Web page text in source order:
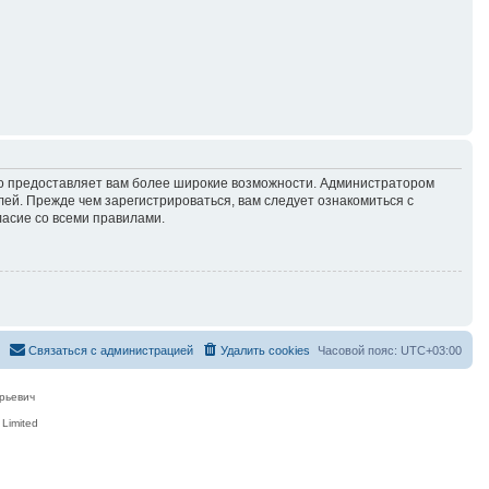
предоставляет вам более широкие возможности. Администратором
Прежде чем зарегистрироваться, вам следует ознакомиться с
со всеми правилами.
Часовой пояс: UTC+03:00
Удалить cookies
Связаться с администрацией